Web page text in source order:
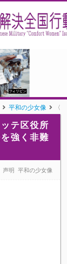
平和の少女像 〈
テ区役所
強く非難
声明 平和の少女像